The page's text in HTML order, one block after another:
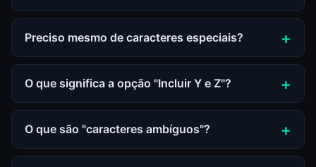
Preciso mesmo de caracteres especiais?
O que significa a opção "Incluir Y e Z"?
O que são "caracteres ambíguos"?